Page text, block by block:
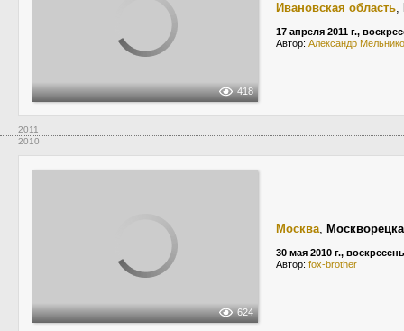
418
Ивановская область,
17 апреля 2011 г.,
Автор: Александр
2011
2010
624
Москва,
30 мая 2010 г.,
Автор: fox-brother